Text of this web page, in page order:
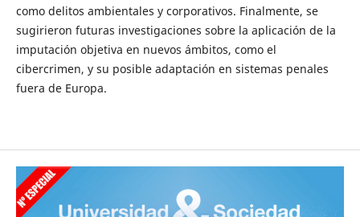
como delitos ambientales y corporativos. Finalmente, se
sugirieron futuras investigaciones sobre la aplicación de la
imputación objetiva en nuevos ámbitos, como el
cibercrimen, y su posible adaptación en sistemas penales
fuera de Europa.